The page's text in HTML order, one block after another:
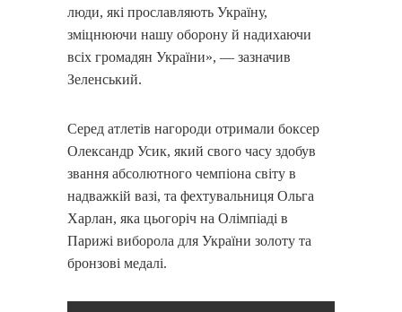
люди, які прославляють Україну,
зміцнюючи нашу оборону й надихаючи
всіх громадян України», — зазначив
Зеленський.
Серед атлетів нагороди отримали боксер
Олександр Усик, який свого часу здобув
звання абсолютного чемпіона світу в
надважкій вазі, та фехтувальниця Ольга
Харлан, яка цьогоріч на Олімпіаді в
Парижі виборола для України золоту та
бронзові медалі.